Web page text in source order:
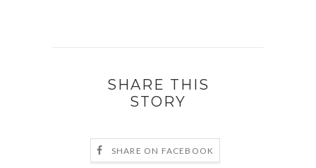
SHARE THIS
STORY
SHARE ON FACEBOOK